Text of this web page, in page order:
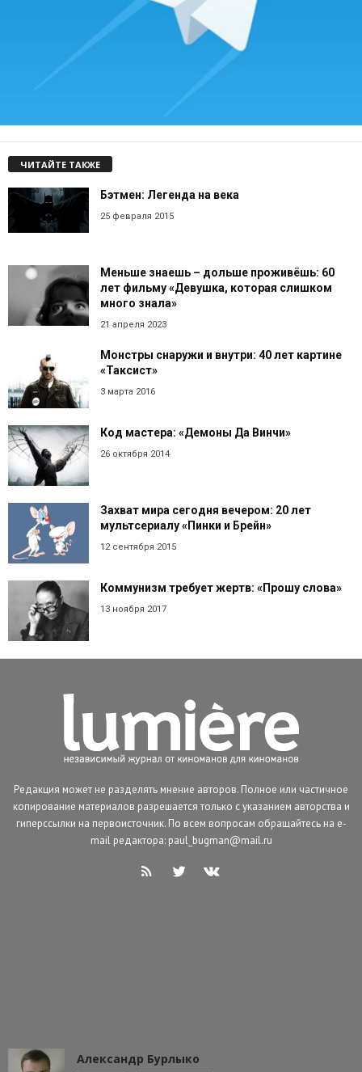
ЧИТАЙТЕ ТАКЖЕ
Бэтмен: Легенда на века
25 февраля 2015
Меньше знаешь – дольше проживёшь: 60
лет фильму «Девушка, которая слишком
много знала»
21 апреля 2023
Монстры снаружи и внутри: 40 лет картине
«Таксист»
3 марта 2016
Код мастера: «Демоны Да Винчи»
26 октября 2014
Захват мира сегодня вечером: 20 лет
мультсериалу «Пинки и Брейн»
12 сентября 2015
Коммунизм требует жертв: «Прошу слова»
13 ноября 2017
Редакция может не разделять мнение авторов. Полное или частичное
копирование материалов разрешается только с указанием авторства и
гиперссылки на первоисточник. По всем вопросам обращайтесь на e-
mail редактора: paul_bugman@mail.ru
Александр Бурлыко